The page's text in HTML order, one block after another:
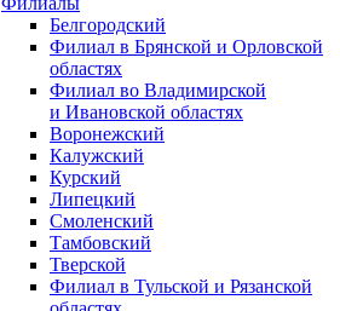
Белгородский
Филиал в Брянской и Орловской
областях
Филиал во Владимирской
и Ивановской областях
Воронежский
Калужский
Курский
Липецкий
Смоленский
Тамбовский
Тверской
Филиал в Тульской и Рязанской